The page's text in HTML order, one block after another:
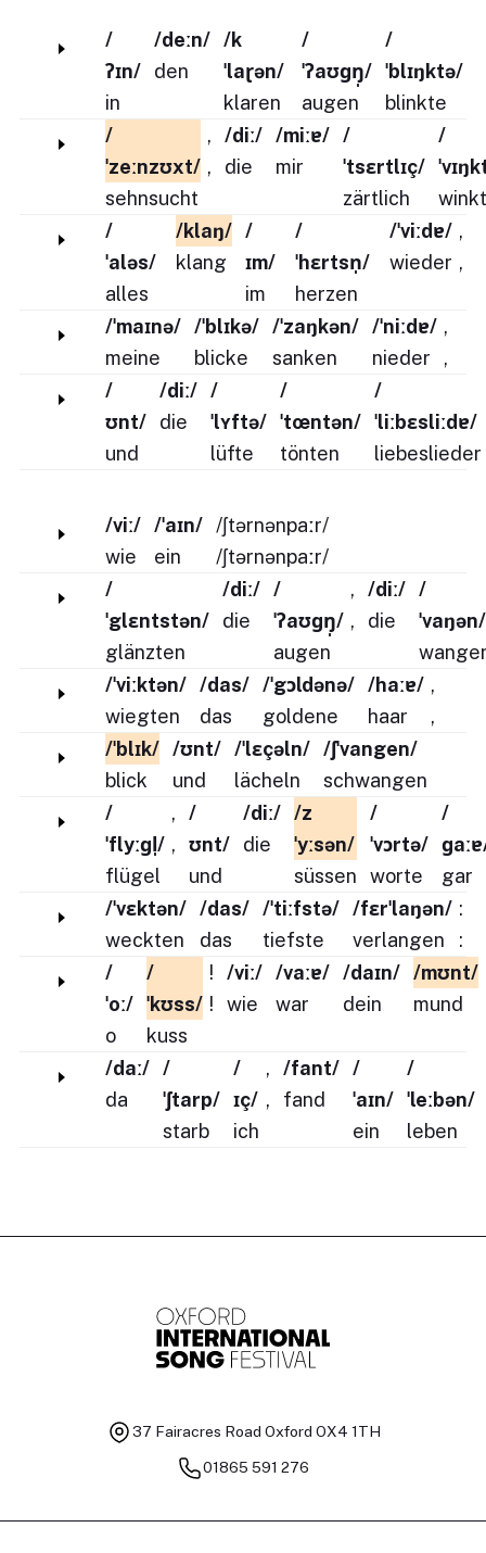
/
ʔɪn/
in
/deːn/
den
/k
ˈlaɽən/
klaren
/
ˈʔaʊɡŋ̩/
augen
/
ˈblɪŋktə/
blinkte
/
ˈzeːnzʊxt/
sehnsucht
,
,
/diː/
die
/miːɐ/
mir
/
ˈtsɛrtlɪç/
zärtlich
/
/
ˈaləs/
alles
/klaŋ/
klang
/
ɪm/
im
/
ˈhɛrtsn̩/
herzen
/ˈviːdɐ/
wieder
,
,
/ˈmaɪnə/
meine
/ˈblɪkə/
blicke
/ˈzaŋkən/
sanken
/ˈniːdɐ/
nieder
,
,
/
ʊnt/
und
/diː/
die
/
ˈlʏftə/
lüfte
/
ˈtœntən/
tönten
/
ˈliːbɛsliːdɐ/
liebeslieder
/viː/
wie
/ˈaɪn/
ein
/ʃtərnənpaːr/
/ʃtərnənpaːr/
/
ˈglɛntstən/
glänzten
/diː/
die
/
ˈʔaʊɡŋ̩/
augen
,
,
/diː/
die
/
ˈvaŋən/
/ˈviːktən/
wiegten
/das/
das
/ˈgɔldənə/
goldene
/haːɐ/
haar
,
,
/ˈblɪk/
blick
/ʊnt/
und
/ˈlɛçəln/
lächeln
/ʃˈvangen/
schwangen
/
ˈflyːɡl̩/
flügel
,
,
/
ʊnt/
und
/diː/
die
/z
ˈyːsən/
süssen
/
ˈvɔrtə/
worte
/
gar
/ˈvɛktən/
weckten
/das/
das
/ˈtiːfstə/
tiefste
/fɛrˈlaŋən/
verlangen
:
:
/
ˈoː/
o
/
ˈkʊss/
kuss
!
!
/viː/
wie
/vaːɐ/
war
/daɪn/
dein
/mʊnt/
mund
/daː/
da
/
ˈʃtarp/
starb
/
ɪç/
ich
,
,
/fant/
fand
/
ˈaɪn/
ein
/
ˈleːbən/
leben
37 Fairacres Road Oxford OX4 1TH
01865 591 276